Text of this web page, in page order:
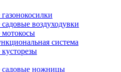
воздуходувки
система
садовые ножницы